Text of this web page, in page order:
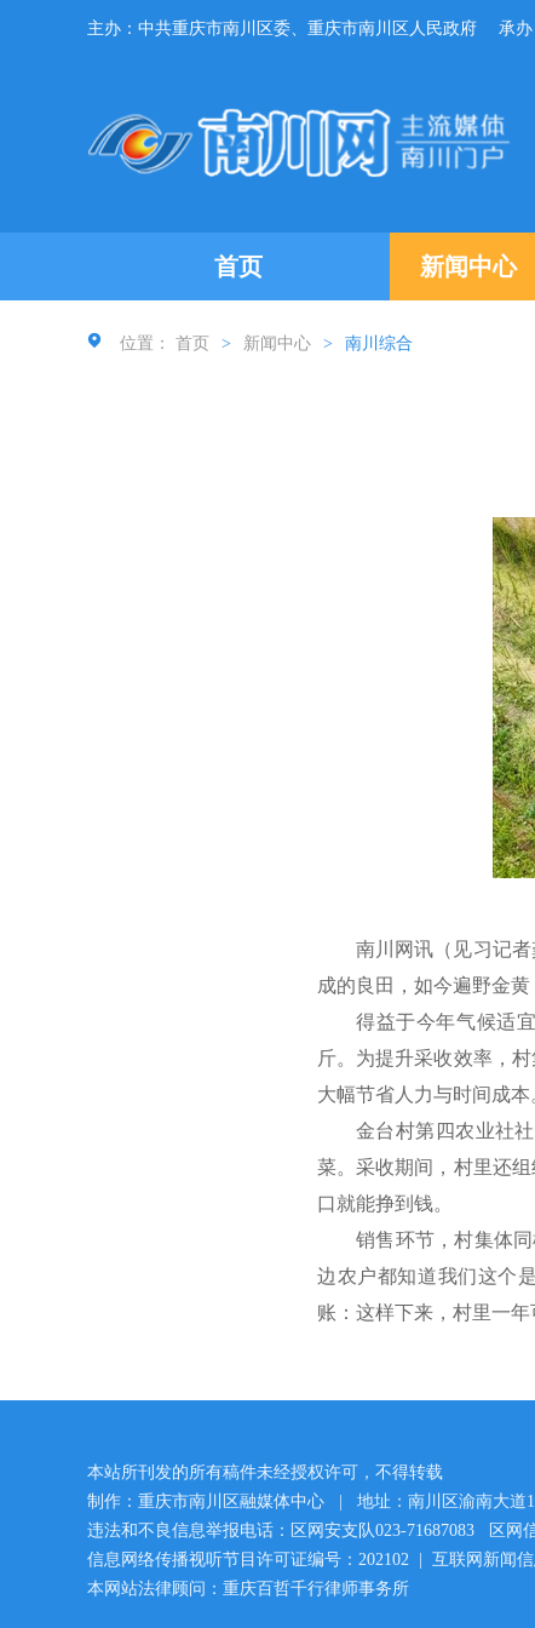
主办：中共重庆市南川区委、重庆市南川区人民政府 承
首页 新闻中心
位置： 首页 > 新闻中心 > 南川综合
南川网讯（见习记
成的良田，如今遍野金
得益于今年气候适
斤。为提升采收效率，
大幅节省人力与时间成本
金台村第四农业社
菜。采收期间，村里还
口就能挣到钱。
销售环节，村集体
边农户都知道我们这个
账：这样下来，村里一年
本站所刊发的所有稿件未经授权许可，不得转载
制作：重庆市南川区融媒体中心 | 地址：南川区渝南大道
违法和不良信息举报电话：区网安支队023-71687083 区网
信息网络传播视听节目许可证编号：202102 | 互联网新闻
本网站法律顾问：重庆百哲千行律师事务所